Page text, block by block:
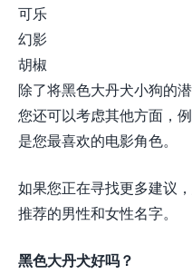
可乐
幻影
胡椒
除了将黑色大丹犬小狗的
您还可以考虑其他方面，
是您最喜欢的电影角色。
如果您正在寻找更多建议
推荐的男性和女性名字。
黑色大丹犬好吗？